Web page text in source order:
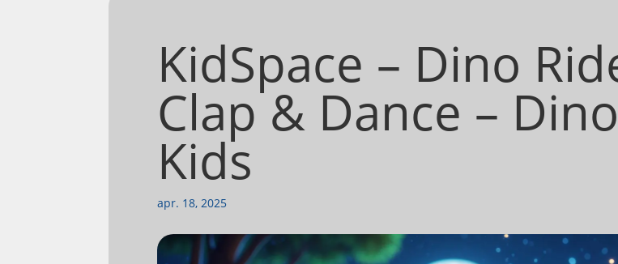
KidSpace – Dino
Clap & Dance –
Kids
apr. 18, 2025